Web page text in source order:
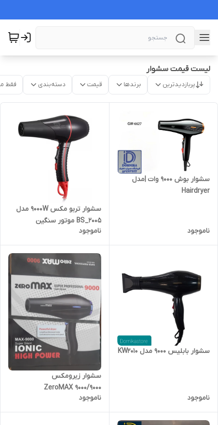
لیست قیمت سشوار
پربازدیدترین برندها قیمت دسته‌بندی فقط
سشوار بوش 9000 وات |مدل
Hairdryer
ناموجود
سشوار تربو مکس ۹۰۰۰W مدل
BS_2005 موتور سنگین
ناموجود
سشوار بابلیس ۹۰۰۰ مدل KW2010
ناموجود
سشوار زیرومکس
۹۰۰۰/ZeroMAX 9000
ناموجود